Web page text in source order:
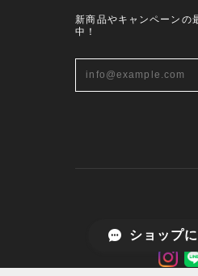
新商品やキャンペーンの
中！
ショップ